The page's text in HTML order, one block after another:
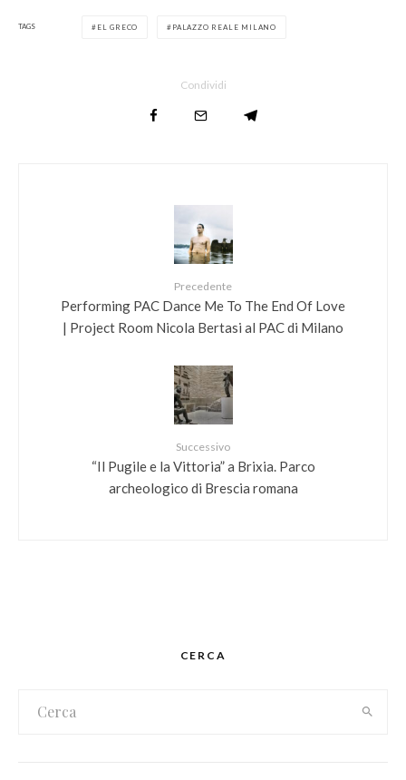
TAGS EL GRECO PALAZZO REALE MILANO
Condividi
Precedente
Performing PAC Dance Me To The End Of Love
| Project Room Nicola Bertasi al PAC di Milano
Successivo
“Il Pugile e la Vittoria” a Brixia. Parco
archeologico di Brescia romana
CERCA